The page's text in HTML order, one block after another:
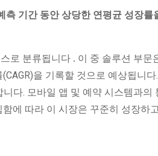
기간 동안 상당한 연평균 성장률
로 분류됩니다 . 이 중 솔루션 부문
을 기록할 것으로 예상됩니
다. 모바일 앱 및 예약 시스템과의
에 따라 이 시장은 꾸준히 성장하